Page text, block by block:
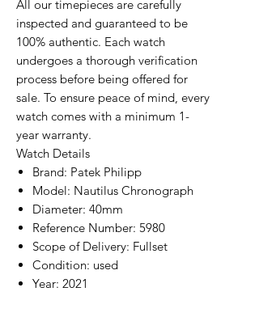
All our timepieces are carefully
inspected and guaranteed to be
100% authentic. Each watch
undergoes a thorough verification
process before being offered for
sale. To ensure peace of mind, every
watch comes with a minimum 1-
year warranty.
Watch Details
Brand: Patek Philipp
Model: Nautilus Chronograph
Diameter: 40mm
Reference Number: 5980
Scope of Delivery: Fullset
Condition: used
Year: 2021